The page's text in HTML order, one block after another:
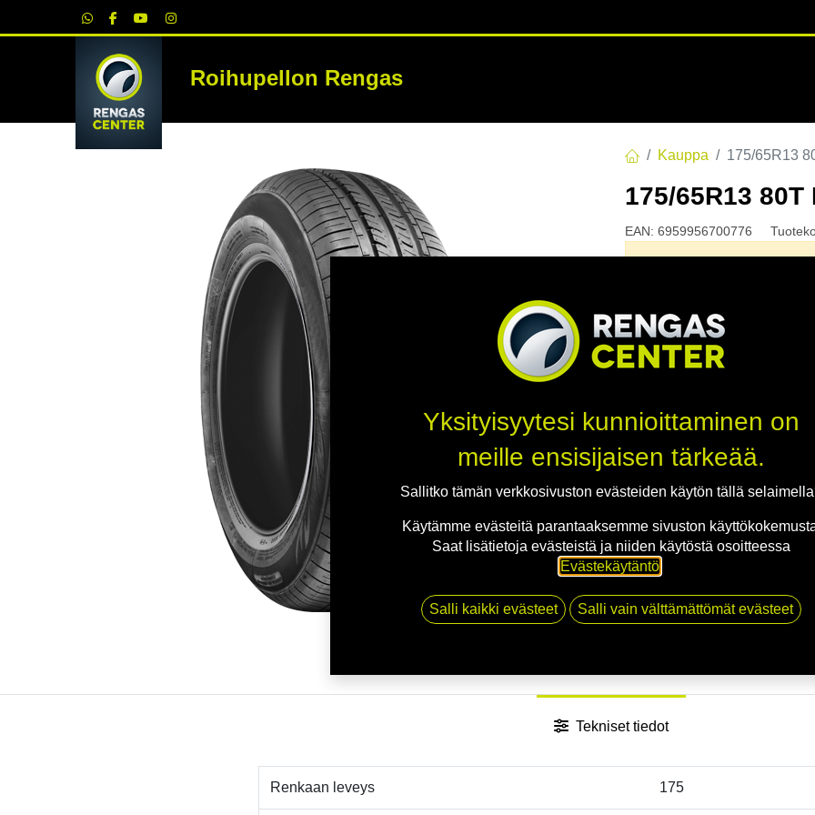
Roihupellon RengasRENKAAT
Kauppa 175/65R13
175/65R13 80T
EAN: 6959956700776
Jaa
Toimitusehdot
Tekniset tiedot
Renkaan leveys 175
Yksityisyytesi kunnioittaminen on
meille ensisijaisen tärkeää.
Sallitko tämän verkkosivuston evästeiden käytön tällä
Käytämme evästeitä parantaaksemme sivuston
Saat lisätietoja evästeistä ja niiden käytöstä osoitteessa
Evästekäytäntö.
Salli kaikki evästeet Salli vain välttämättömät evästeet